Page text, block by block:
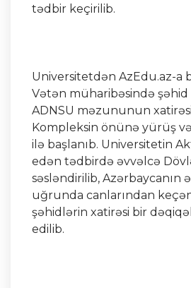
tədbir keçirilib.
Universitetdən AzEdu.az-a
Vətən müharibəsində
ADNSU məzununun
Kompleksin önünə yürüş
ilə başlanıb. Universitetin
edən tədbirdə əvvəlcə
səsləndirilib, Azərbaycanın
uğrunda canlarından
şəhidlərin xatirəsi bir
edilib.